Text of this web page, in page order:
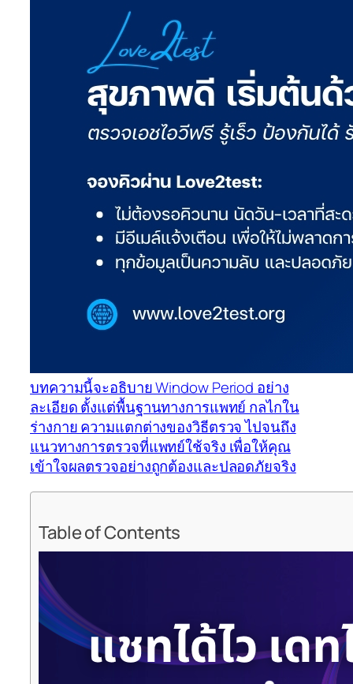
บทความนี้จะอธิบาย Window Period อย่าง
ละเอียด ตั้งแต่พื้นฐานทางการแพทย์ กลไกใน
ร่างกาย ความแตกต่างของวิธีตรวจ ไปจนถึง
แนวทางการตรวจที่แพทย์ใช้จริง เพื่อให้คุณ
เข้าใจผลตรวจอย่างถูกต้องและปลอดภัยจริง
Table of Contents